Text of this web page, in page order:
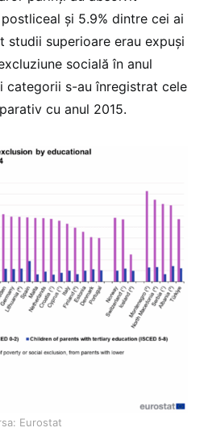
și 5.9% dintre cei ai
studii superioare erau expuși
socială în anul
categorii s-au înregistrat cele
cu anul 2015.
Eurostat